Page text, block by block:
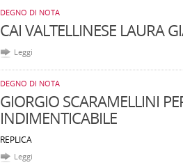
DEGNO DI NOTA
CAI VALTELLINESE LAURA
Leggi
DEGNO DI NOTA
GIORGIO SCARAMELLINI
INDIMENTICABILE
REPLICA
Leggi